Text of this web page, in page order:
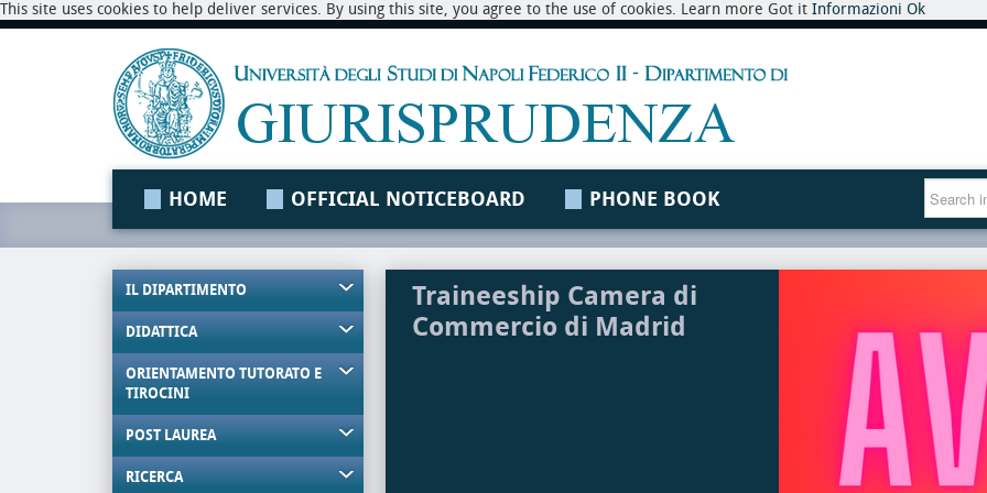
This site uses cookies to help deliver services. By using this site, you agree to the use of cookies. Learn more Got it Informazioni Ok
HOME OFFICIAL NOTICEBOARD PHONE BOOK
IL DIPARTIMENTO
DIDATTICA
ORIENTAMENTO TUTORATO E
TIROCINI
POST LAUREA
RICERCA
Traineeship Camera di
Commercio di Madrid